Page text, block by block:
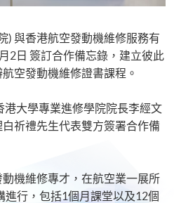
) 與香港航空發動機維修服務有
2日 簽訂合作備忘錄，建立彼此
空發動機維修證書課程。
港大學專業進修學院院長李經文
祈禮先生代表雙方簽署合作備
機維修專才，在航空業一展所
行，包括1個月課堂以及12個